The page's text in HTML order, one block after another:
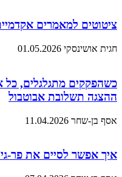
ציטוטים למאמרים
חגית אושינסקי 01.05.2026
כשהפקקים מתגלגלים,
ההצגה תשלובת אבוטבול
אסף בן-שחר 11.04.2026
איך אפשר לסיים את פר-